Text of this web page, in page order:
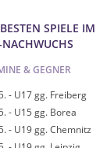
SPIELE IM
& GEGNER
- U17 gg. Freiberg
- U15 gg. Borea
- U19 gg. Chemnitz